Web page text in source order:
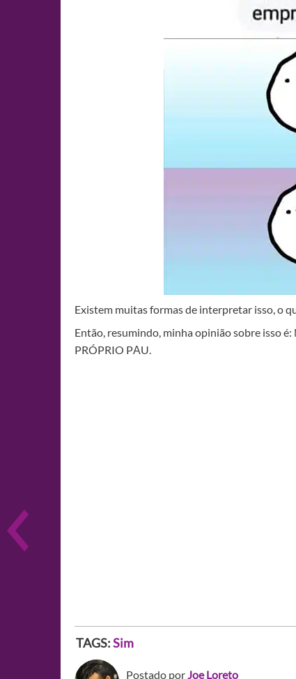
Existem muitas formas de interpretar isso, o
Então, resumindo, minha opinião sobre isso
PRÓPRIO PΑU.
TAGS:Sim
Postado porJoe Loreto